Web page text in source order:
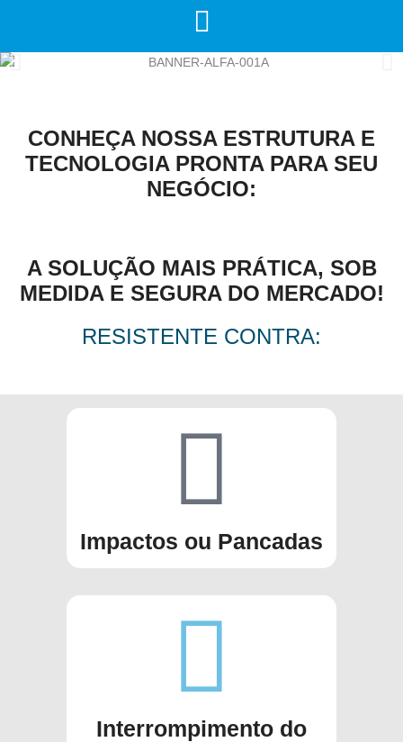
CONHEÇA NOSSA ESTRUTURA E
TECNOLOGIA PRONTA PARA SEU
NEGÓCIO:
A SOLUÇÃO MAIS PRÁTICA, SOB
MEDIDA E SEGURA DO MERCADO!
RESISTENTE CONTRA:
Impactos ou Pancadas
Interrompimento do